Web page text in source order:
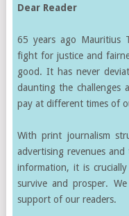
Dear Reader
65 years ago Mauritius
fight for justice and
good. It has never
daunting the challenges
pay at different times of
With print journalism
advertising revenues
information, it is
survive and prosper.
support of our readers.